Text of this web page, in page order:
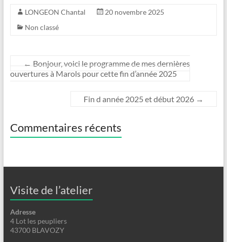
LONGEON Chantal
20 novembre 2025
Non classé
← Bonjour, voici le programme de mes dernières
ouvertures à Marols pour cette fin d’année 2025
Fin d année 2025 et début 2026 →
Commentaires récents
Visite de l’atelier
Adresse
4 Lot les peupliers
43700 BLAVOZY